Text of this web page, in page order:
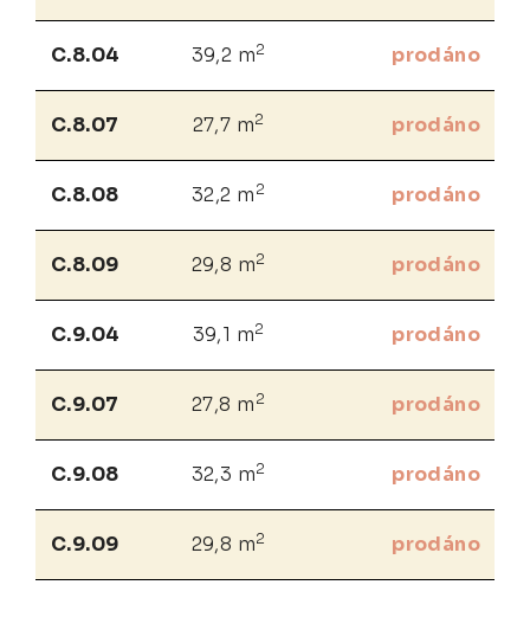
C.8.04 39,2 m2 prodáno
C.8.07 27,7 m2 prodáno
C.8.08 32,2 m 2 prodáno
C.8.09 29,8 m2 prodáno
C.9.04 39,1 m2 prodáno
C.9.07 27,8 m 2 prodáno
C.9.08 32,3 m2 prodáno
C.9.09 29,8 m2 prodáno